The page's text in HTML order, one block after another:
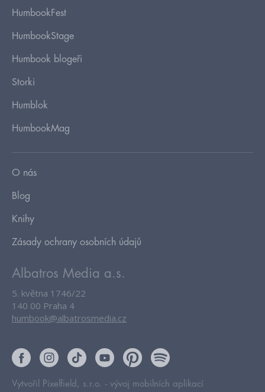
HumbookFest
HumbookStage
Humbook blogeři
Storki
Humblok
HumbookMag
O nás
Blog
Knihy
Zásady ochrany osobních údajů
Albatros Media a.s.
5. května 1746/22
140 00 Praha 4
humbook@albatrosmedia.cz
Vytvořil Pixelfield, s.r.o. - vývoj mobilních aplikací